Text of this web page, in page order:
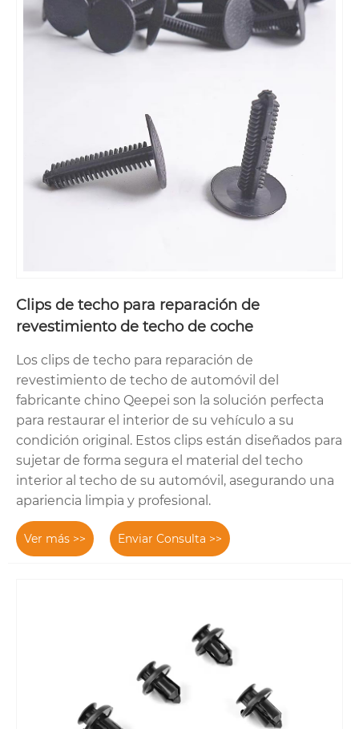
Clips de techo para reparación de
revestimiento de techo de coche
Los clips de techo para reparación de
revestimiento de techo de automóvil del
fabricante chino Qeepei son la solución perfecta
para restaurar el interior de su vehículo a su
condición original. Estos clips están diseñados para
sujetar de forma segura el material del techo
interior al techo de su automóvil, asegurando una
apariencia limpia y profesional.
Ver más >> Enviar Consulta >>